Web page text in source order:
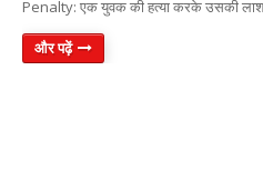
Penalty: एक युवक की हत्या करके उसकी
और पढ़ें